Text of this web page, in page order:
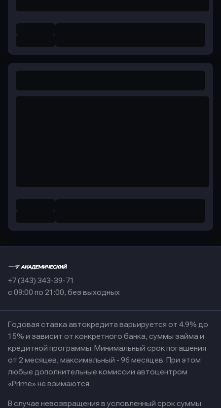
+7 (343) 343-39-71
с 09:00 по 21:00, без выходных
Годовая ставка автокредита варьируется от 4.9% до
15% и зависит от конкретного банка, суммы займа и
кредитной программы. Минимальный срок погашения
от 2 месяцев, максимальный - 96 месяцев. При этом
любые дополнительные комиссии автоцентром
«Prime» не взимаются.
В случае невозвращения в условленный срок суммы